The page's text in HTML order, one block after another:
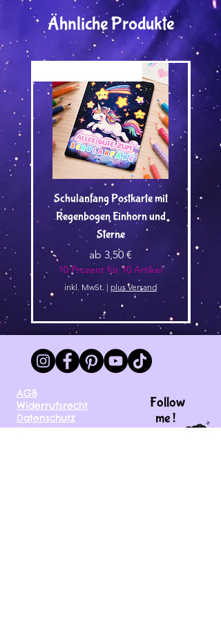
Ähnliche Produkte
Schulanfang Postkarte mit
Regenbogen Einhorn und
Sterne
ab 3,50 €
Sale-Preis
10 Prozent für 10 Artikel
inkl. MwSt. | plus Versand
AGB
Widerrufsrecht
Datenschutz
Impressum
Follow
me !